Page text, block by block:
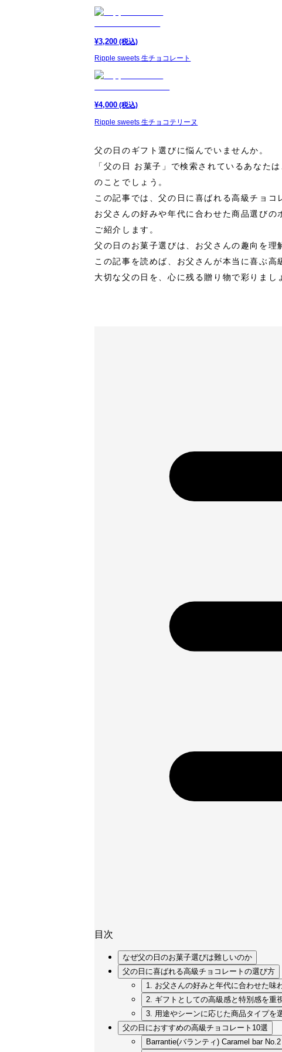
¥3,200 (税込)
Ripple sweets 生チョコレート
¥4,000 (税込)
Ripple sweets 生チョコテリーヌ
父の日のギフト選びに悩んでいませんか。
「父の日 お菓子」で検索されているあなた
のことでしょう。
この記事では、父の日に喜ばれる高級チョコ
お父さんの好みや年代に合わせた商品選び
ご紹介します。
父の日のお菓子選びは、お父さんの趣向を理
この記事を読めば、お父さんが本当に喜ぶ高
大切な父の日を、心に残る贈り物で彩りまし
目次
なぜ父の日のお菓子選びは難しいのか
父の日に喜ばれる高級チョコレートの選び方
1. お父さんの好みと年代に合わせた味
2. ギフトとしての高級感と特別感を重
3. 用途やシーンに応じた商品タイプを
父の日におすすめの高級チョコレート10選
Barrantie(バランティ) Caramel bar